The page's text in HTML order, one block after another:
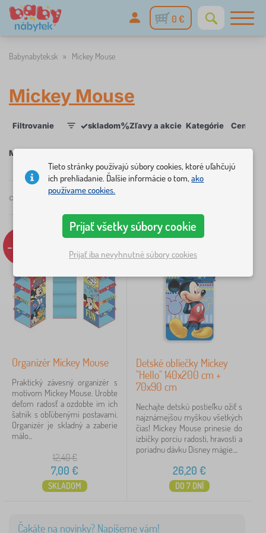
0 €
Babynabytek.sk » Mickey Mouse
Mickey Mouse
Filtrovanie ✓skladom%Zľavy a akcie Kategórie Cena
FILTROVANIE ×
k
o
v
i
n
O
b
l
i
e
č
k
›
O
r
g
a
n
i
r
n
a
h
a
č
1
Cena
Vyhľadať v rámci filtra
Dostupnosť
Typ ponuky
Rozprávkové postavičky
1
Mickey Mouse
celkom produktov
-44%
Organizér Mickey Mouse
Praktický závesný organizér s
motívom Mickey Mouse. Urobte
deťom radosť a ozdobte im ich
šatník s obľúbenými postavami.
Organizér je skladný a zaberie
málo...
12,40€
7,00 €
SKLADOM
Detské obliečky Mickey
"Hello" 140x200 cm +
70x90 cm
Nechajte detskú postieľku ožiť s
najznámejšou myškou všetkých
čias! Mickey Mouse prinesie do
izbičky porciu radosti, hravosti a
poriadnu dávku Disney mágie....
26,20 €
DO 7 DNÍ
Čakáte na novinky? Napíšeme vám!
Tieto stránky používajú súbory cookies, ktoré uľahčujú
ich prehliadanie. Ďalšie informácie o tom,ako
používame cookies.
Prijať všetky súbory cookie
Prijať iba nevyhnutné súbory cookies